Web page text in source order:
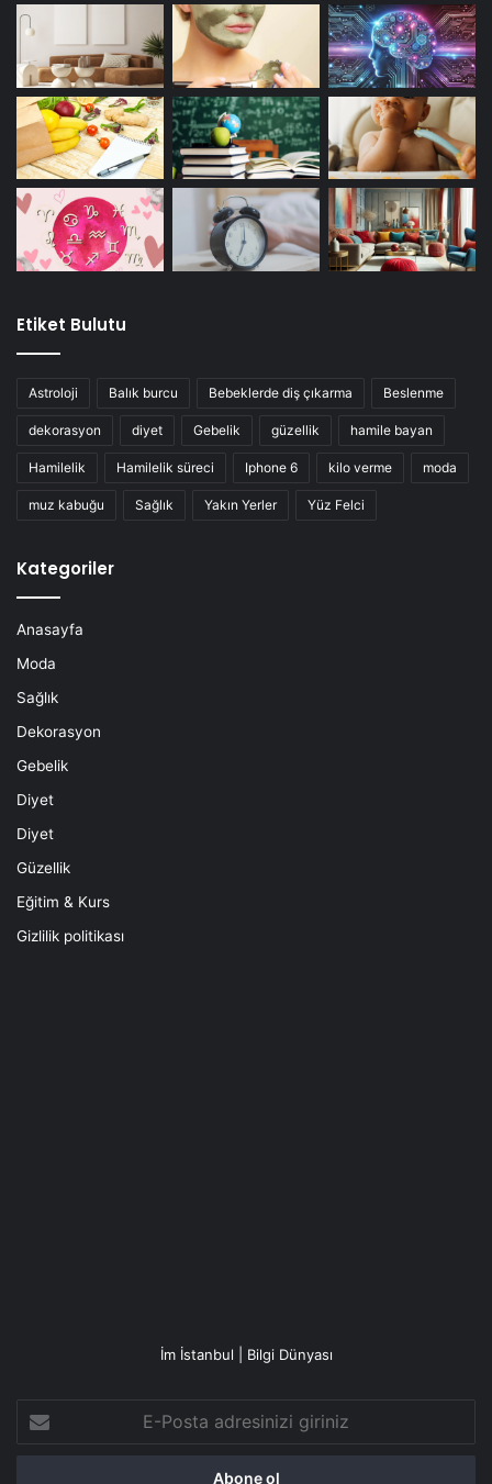
Etiket Bulutu
Astroloji Balık burcu Bebeklerde diş çıkarma Beslenme
dekorasyon diyet Gebelik güzellik hamile bayan
Hamilelik Hamilelik süreci Iphone 6 kilo verme moda
muz kabuğu Sağlık Yakın Yerler Yüz Felci
Kategoriler
Anasayfa
Moda
Sağlık
Dekorasyon
Gebelik
Diyet
Diyet
Güzellik
Eğitim & Kurs
Gizlilik politikası
İm İstanbul | Bilgi Dünyası
Posta
adresinizi